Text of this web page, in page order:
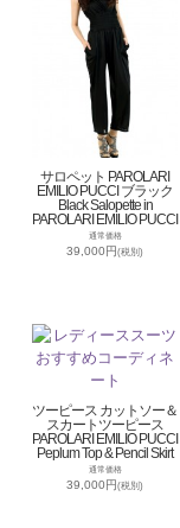
サロペット PAROLARI
EMILIO PUCCI ブラック
Black Salopette in
PAROLARI EMILIO PUCCI
通常価格
39,000円(税別)
ツーピース カットソー＆
スカートツーピース
PAROLARI EMILIO PUCCI
Peplum Top & Pencil Skirt
通常価格
39,000円(税別)